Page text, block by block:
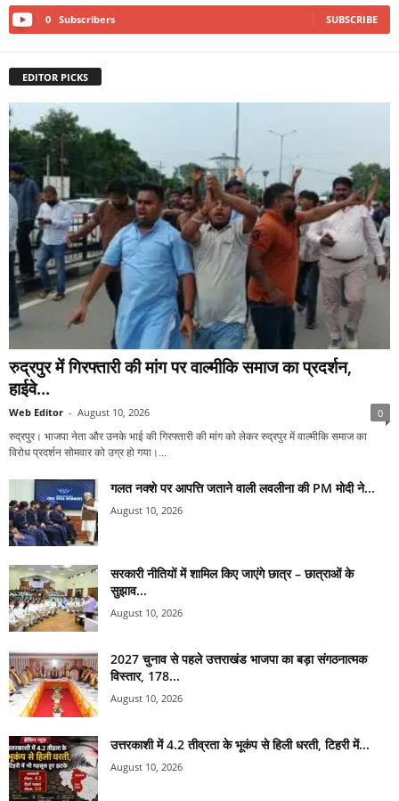
0 Subscribers SUBSCRIBE
EDITOR PICKS
रुद्रपुर में गिरफ्तारी की मांग पर वाल्मीकि समाज का प्रदर्शन,
हाईवे...
Web Editor - August 10, 2026 0
रुद्रपुर। भाजपा नेता और उनके भाई की गिरफ्तारी की मांग को लेकर रुद्रपुर में वाल्मीकि समाज का
विरोध प्रदर्शन सोमवार को उग्र हो गया।...
गलत नक्शे पर आपत्ति जताने वाली लवलीना की PM मोदी ने...
August 10, 2026
सरकारी नीतियों में शामिल किए जाएंगे छात्र – छात्राओं के
सुझाव...
August 10, 2026
2027 चुनाव से पहले उत्तराखंड भाजपा का बड़ा संगठनात्मक
विस्तार, 178...
August 10, 2026
उत्तरकाशी में 4.2 तीव्रता के भूकंप से हिली धरती, टिहरी में...
August 10, 2026